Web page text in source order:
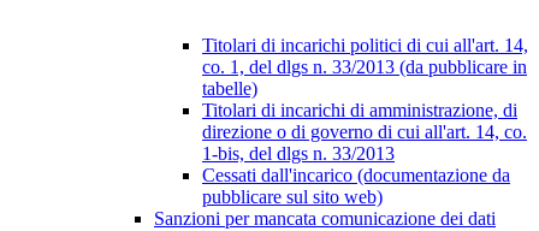
Titolari di incarichi politici di cui all'art. 14,
co. 1, del dlgs n. 33/2013 (da pubblicare in
tabelle)
Titolari di incarichi di amministrazione, di
direzione o di governo di cui all'art. 14, co.
1-bis, del dlgs n. 33/2013
Cessati dall'incarico (documentazione da
pubblicare sul sito web)
Sanzioni per mancata comunicazione dei dati